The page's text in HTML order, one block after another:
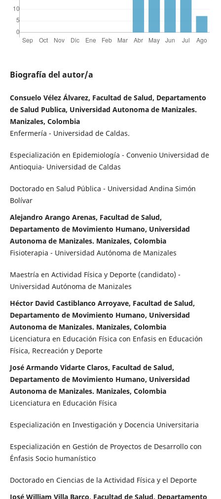
Biografía del autor/a
Consuelo Vélez Álvarez, Facultad de Salud, Departamento
de Salud Publica, Universidad Autonoma de Manizales.
Manizales, Colombia
Enfermería - Universidad de Caldas.
Especialización en Epidemiología - Convenio Universidad de
Antioquia- Universidad de Caldas
Doctorado en Salud Pública - Universidad Andina Simón
Bolívar
Alejandro Arango Arenas, Facultad de Salud,
Departamento de Movimiento Humano, Universidad
Autonoma de Manizales. Manizales, Colombia
Fisioterapia - Universidad Autónoma de Manizales
Maestría en Actividad Física y Deporte (candidato) -
Universidad Autónoma de Manizales
Héctor David Castiblanco Arroyave, Facultad de Salud,
Departamento de Movimiento Humano, Universidad
Autonoma de Manizales. Manizales, Colombia
Licenciatura en Educación Física con Enfasis en Educación
Física, Recreación y Deporte
José Armando Vidarte Claros, Facultad de Salud,
Departamento de Movimiento Humano, Universidad
Autonoma de Manizales. Manizales, Colombia
Licenciatura en Educación Física
Especialización en Investigación y Docencia Universitaria
Especialización en Gestión de Proyectos de Desarrollo con
Énfasis Socio humanístico
Doctorado en Ciencias de la Actividad Física y el Deporte
José William Villa Barco, Facultad de Salud, Departamento